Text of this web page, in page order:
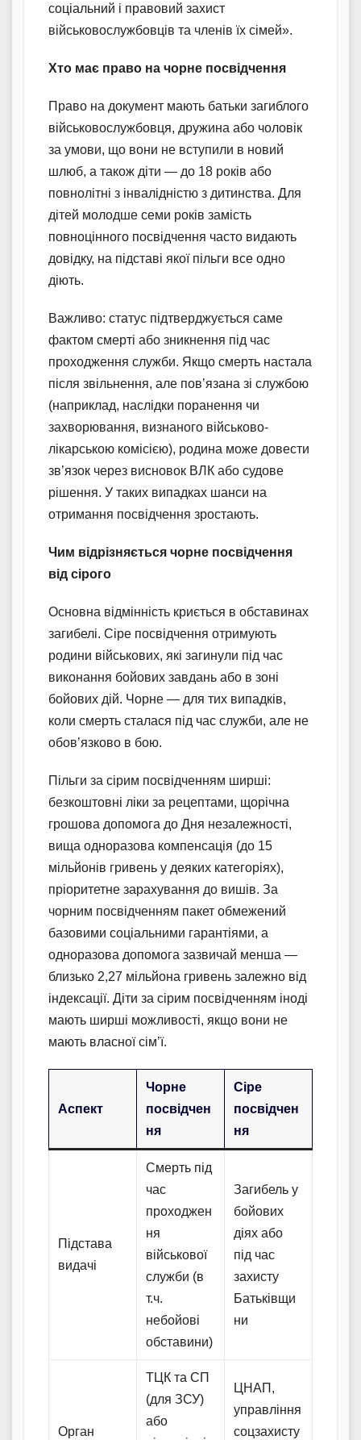
соціальний і правовий захист
військовослужбовців та членів їх сімей».
Хто має право на чорне посвідчення
Право на документ мають батьки загиблого
військовослужбовця, дружина або чоловік
за умови, що вони не вступили в новий
шлюб, а також діти — до 18 років або
повнолітні з інвалідністю з дитинства. Для
дітей молодше семи років замість
повноцінного посвідчення часто видають
довідку, на підставі якої пільги все одно
діють.
Важливо: статус підтверджується саме
фактом смерті або зникнення під час
проходження служби. Якщо смерть настала
після звільнення, але пов’язана зі службою
(наприклад, наслідки поранення чи
захворювання, визнаного військово-
лікарською комісією), родина може довести
зв’язок через висновок ВЛК або судове
рішення. У таких випадках шанси на
отримання посвідчення зростають.
Чим відрізняється чорне посвідчення
від сірого
Основна відмінність криється в обставинах
загибелі. Сіре посвідчення отримують
родини військових, які загинули під час
виконання бойових завдань або в зоні
бойових дій. Чорне — для тих випадків,
коли смерть сталася під час служби, але не
обов’язково в бою.
Пільги за сірим посвідченням ширші:
безкоштовні ліки за рецептами, щорічна
грошова допомога до Дня незалежності,
вища одноразова компенсація (до 15
мільйонів гривень у деяких категоріях),
пріоритетне зарахування до вишів. За
чорним посвідченням пакет обмежений
базовими соціальними гарантіями, а
одноразова допомога зазвичай менша —
близько 2,27 мільйона гривень залежно від
індексації. Діти за сірим посвідченням іноді
мають ширші можливості, якщо вони не
мають власної сім’ї.
Аспект
Чорне
посвідчен
ня
Сіре
посвідчен
ня
Підстава
видачі
Смерть під
час
проходжен
ня
військової
служби (в
т.ч.
небойові
обставини)
Загибель у
бойових
діях або
під час
захисту
Батьківщи
ни
Орган
ТЦК та СП
(для ЗСУ)
або
ЦНАП,
управління
соцзахисту